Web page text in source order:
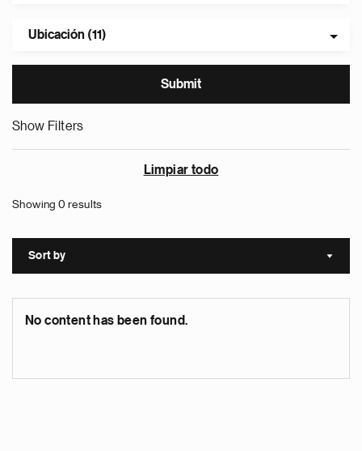
Ubicación (11)
Show Filters
Limpiar todo
Showing 0 results
Sort by Sort
No content has been found.